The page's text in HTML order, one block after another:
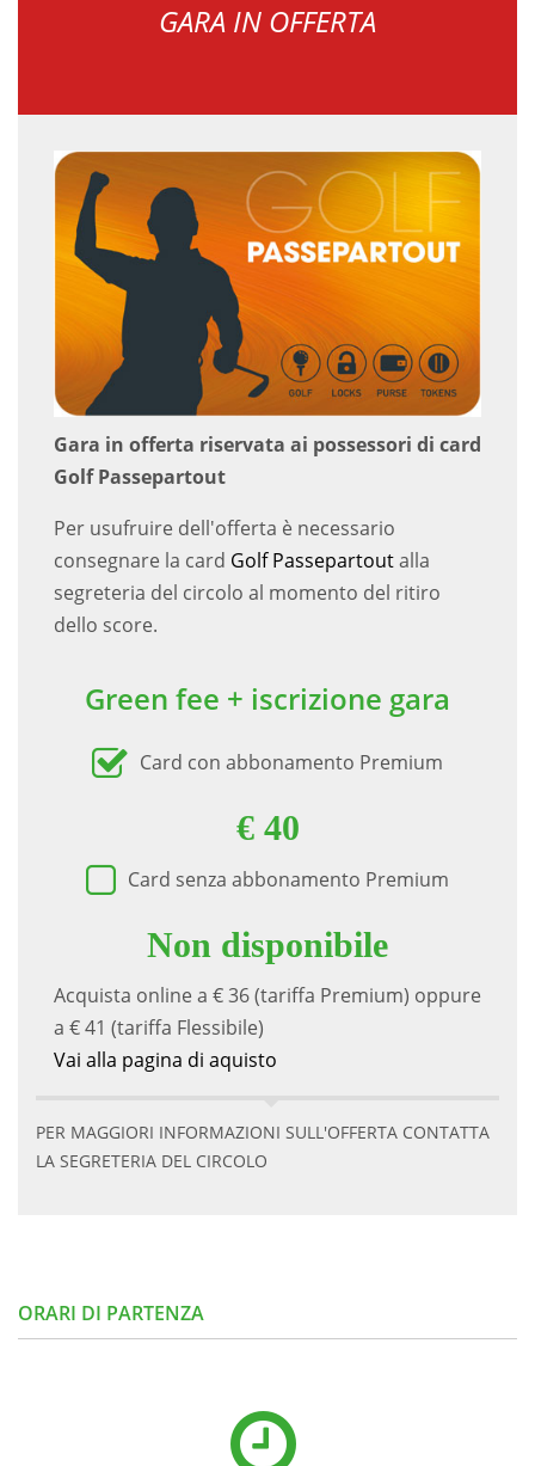
GARA IN OFFERTA
Gara in offerta riservata ai possessori di card
Golf Passepartout
Per usufruire dell'offerta è necessario
consegnare la card Golf Passepartoutalla
segreteria del circolo al momento del ritiro
dello score.
Green fee + iscrizione gara
Card con abbonamento Premium
€ 40
Card senza abbonamento Premium
Non disponibile
Acquista online a € 36 (tariffa Premium) oppure
a € 41 (tariffa Flessibile)
Vai alla pagina di aquisto
PER MAGGIORI INFORMAZIONI SULL'OFFERTA CONTATTA
LA SEGRETERIA DEL CIRCOLO
ORARI DI PARTENZA